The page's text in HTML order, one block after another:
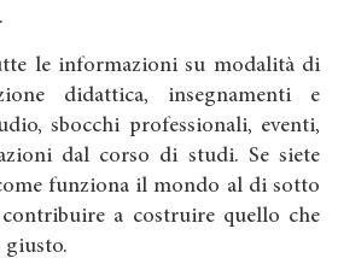
le informazioni su modalità di
didattica, insegnamenti e
sbocchi professionali, eventi,
dal corso di studi. Se siete
funziona il mondo al di sotto
a costruire quello che
giusto.